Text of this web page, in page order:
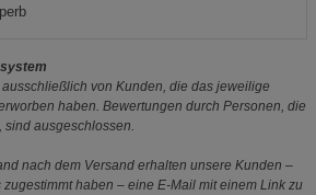
von Kunden, die das jeweilige
haben. Bewertungen durch Personen, die
ausgeschlossen.
nach dem Versand erhalten unsere Kunden –
haben – eine E-Mail mit einem Link zu